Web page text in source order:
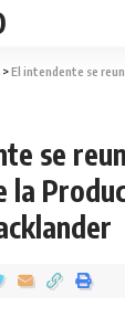
>El intendente se reunió con el
se
la